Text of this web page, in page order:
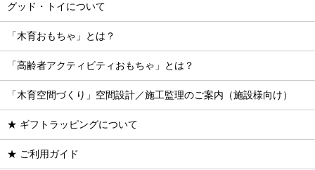
グッド・トイについて
「木育おもちゃ」とは？
「高齢者アクティビティおもちゃ」とは？
「木育空間づくり」空間設計／施工監理のご案内（施設様向け）
★ ギフトラッピングについて
★ ご利用ガイド